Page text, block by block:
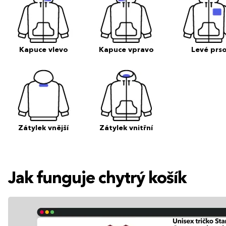
Kapuce vlevo Kapuce vpravo Levé
Zátylek vnější Zátylek vnitřní
Jak funguje chytrý košík